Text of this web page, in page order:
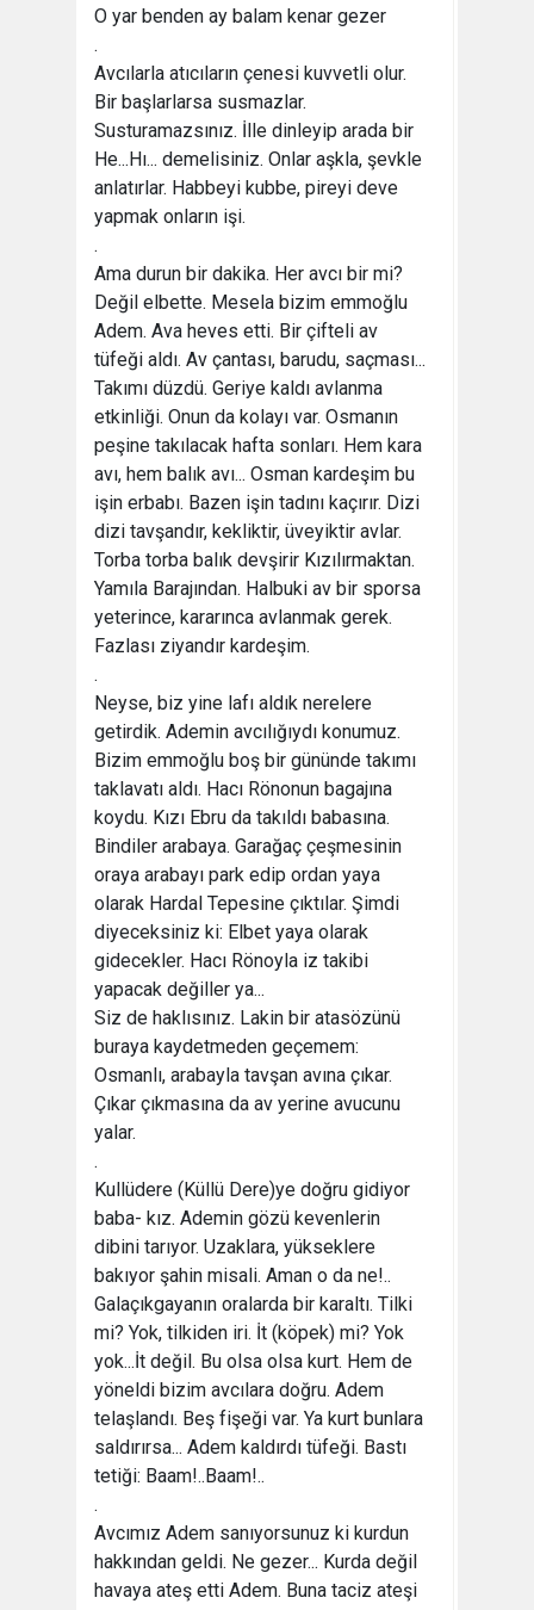
O yar benden ay balam kenar gezer
.
Avcılarla atıcıların çenesi kuvvetli olur.
Bir başlarlarsa susmazlar.
Susturamazsınız. İlle dinleyip arada bir
He...Hı... demelisiniz. Onlar aşkla, şevkle
anlatırlar. Habbeyi kubbe, pireyi deve
yapmak onların işi.
.
Ama durun bir dakika. Her avcı bir mi?
Değil elbette. Mesela bizim emmoğlu
Adem. Ava heves etti. Bir çifteli av
tüfeği aldı. Av çantası, barudu, saçması...
Takımı düzdü. Geriye kaldı avlanma
etkinliği. Onun da kolayı var. Osmanın
peşine takılacak hafta sonları. Hem kara
avı, hem balık avı... Osman kardeşim bu
işin erbabı. Bazen işin tadını kaçırır. Dizi
dizi tavşandır, kekliktir, üveyiktir avlar.
Torba torba balık devşirir Kızılırmaktan.
Yamıla Barajından. Halbuki av bir sporsa
yeterince, kararınca avlanmak gerek.
Fazlası ziyandır kardeşim.
.
Neyse, biz yine lafı aldık nerelere
getirdik. Ademin avcılığıydı konumuz.
Bizim emmoğlu boş bir gününde takımı
taklavatı aldı. Hacı Rönonun bagajına
koydu. Kızı Ebru da takıldı babasına.
Bindiler arabaya. Garağaç çeşmesinin
oraya arabayı park edip ordan yaya
olarak Hardal Tepesine çıktılar. Şimdi
diyeceksiniz ki: Elbet yaya olarak
gidecekler. Hacı Rönoyla iz takibi
yapacak değiller ya...
Siz de haklısınız. Lakin bir atasözünü
buraya kaydetmeden geçemem:
Osmanlı, arabayla tavşan avına çıkar.
Çıkar çıkmasına da av yerine avucunu
yalar.
.
Kullüdere (Küllü Dere)ye doğru gidiyor
baba- kız. Ademin gözü kevenlerin
dibini tarıyor. Uzaklara, yükseklere
bakıyor şahin misali. Aman o da ne!..
Galaçıkgayanın oralarda bir karaltı. Tilki
mi? Yok, tilkiden iri. İt (köpek) mi? Yok
yok...İt değil. Bu olsa olsa kurt. Hem de
yöneldi bizim avcılara doğru. Adem
telaşlandı. Beş fişeği var. Ya kurt bunlara
saldırırsa... Adem kaldırdı tüfeği. Bastı
tetiği: Baam!..Baam!..
.
Avcımız Adem sanıyorsunuz ki kurdun
hakkından geldi. Ne gezer... Kurda değil
havaya ateş etti Adem. Buna taciz ateşi